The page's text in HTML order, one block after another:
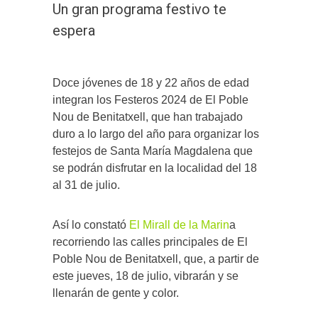
Un gran programa festivo te
espera
Doce jóvenes de 18 y 22 años de edad
integran los Festeros 2024 de El Poble
Nou de Benitatxell, que han trabajado
duro a lo largo del año para organizar los
festejos de Santa María Magdalena que
se podrán disfrutar en la localidad del 18
al 31 de julio.
Así lo constató El Mirall de la Marina
recorriendo las calles principales de El
Poble Nou de Benitatxell, que, a partir de
este jueves, 18 de julio, vibrarán y se
llenarán de gente y color.